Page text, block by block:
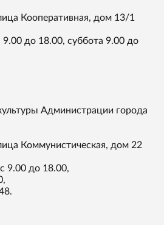
Кооперативная, дом 13/1
до 18.00, суббота 9.00 до
Администрации города
Коммунистическая, дом 22
9.00 до 18.00,